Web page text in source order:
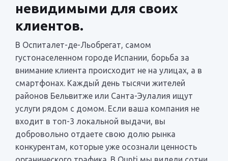
невидимыми для своих
клиентов.
В Оспиталет-де-Льобрегат, самом
густонаселенном городе Испании, борьба за
внимание клиента происходит не на улицах, а в
смартфонах. Каждый день тысячи жителей
районов Бельвитже или Санта-Эулалия ищут
услуги рядом с домом. Если ваша компания не
входит в топ-3 локальной выдачи, вы
добровольно отдаете свою долю рынка
конкурентам, которые уже осознали ценность